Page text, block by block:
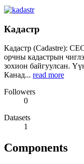
Кадастр
Кадастр (Cadastre):
орчны кадастрын
зохион байгуулсан.
Канад... read more
Followers
0
Datasets
1
Components